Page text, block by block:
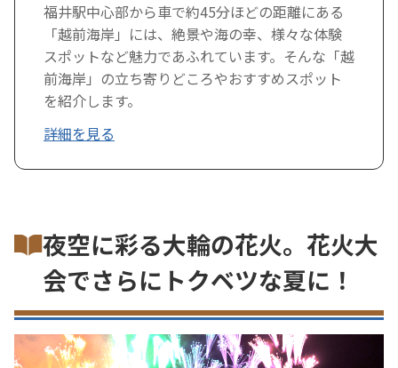
福井駅中心部から車で約45分ほどの距離にある
「越前海岸」には、絶景や海の幸、様々な体験
スポットなど魅力であふれています。そんな「越
前海岸」の立ち寄りどころやおすすめスポット
を紹介します。
詳細を見る
夜空に彩る大輪の花火。花火大
会でさらにトクベツな夏に！